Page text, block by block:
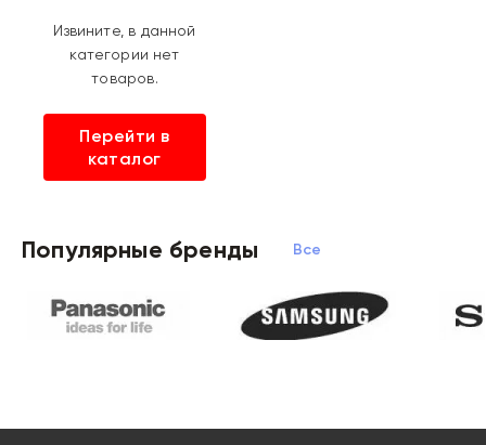
Извините, в данной
категории нет
товаров.
Перейти в
каталог
Популярные бренды Все бренды